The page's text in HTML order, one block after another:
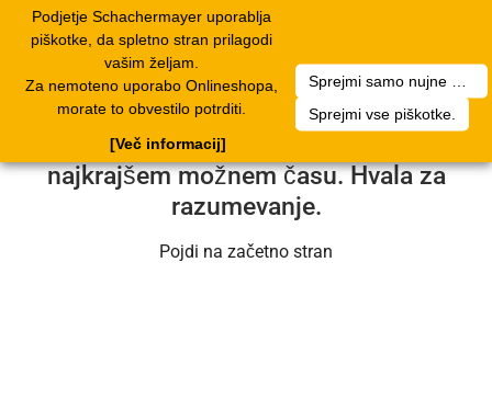
Podjetje Schachermayer uporablja
piškotke, da spletno stran prilagodi
vašim željam.
Za nemoteno uporabo Onlineshopa,
morate to obvestilo potrditi.
Sprejmi vse piškotke.
[Več informacij]
navigation
Na žalost je prišlo do tehnične težave.
Naša tehnična služba bo težavo rešila v
najkrajšem možnem času. Hvala za
razumevanje.
Pojdi na začetno stran